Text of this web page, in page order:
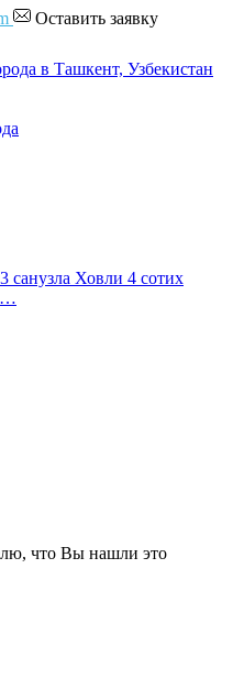
Оставить заявку
санузла Ховли 4 сотих
что Вы нашли это